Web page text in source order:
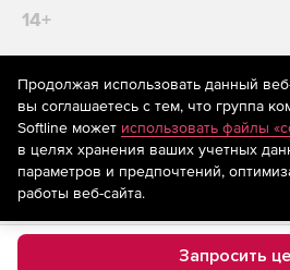
Запросить
14+
На информационном ресурсе
рекомендательные технологии
предоставления информации на
систематизации и анализа сведений,
предпочтениям пользователей сети
находящихся на территории
Продолжая использовать данный
вы соглашаетесь с тем, что группа
Softline может использовать файлы
в целях хранения ваших учетных
параметров и предпочтений,
работы веб-сайта.